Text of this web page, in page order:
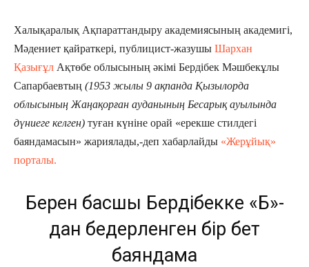
Халықаралық Ақпараттандыру академиясының академигі,
Мәдениет қайраткері, публицист-жазушы Шархан
Қазығұл Ақтөбе облысының әкімі Бердібек Мәшбекұлы
Сапарбаевтың (1953 жылы 9 ақпанда Қызылорда
облысының Жаңақорған ауданының Бесарық ауылында
дүниеге келген) туған күніне орай «ерекше стилдегі
баяндамасын» жариялады,-деп хабарлайды «Жерұйық»
порталы.
Берен басшы Бердібекке «Б»-
дан бедерленген бір бет
баяндама